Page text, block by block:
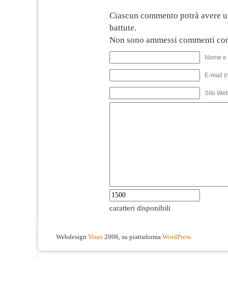
Ciascun commento potrà avere
battute.
Non sono ammessi commenti
Nome
E-mail
Sito
caratteri disponibili
Webdesign Visus 2006, su piattaforma WordPress